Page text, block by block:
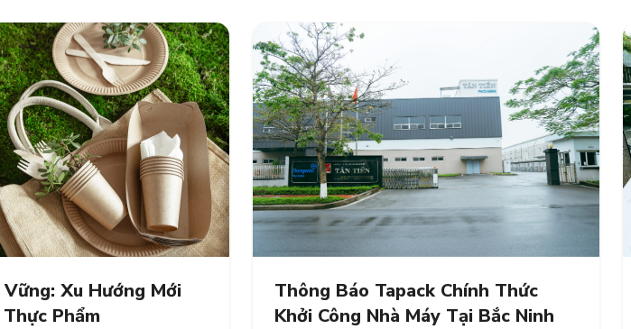
Xu Hướng Mới
Phẩm
Thông Báo Tapack Chính Thức
Khởi Công Nhà Máy Tại Bắc Ninh